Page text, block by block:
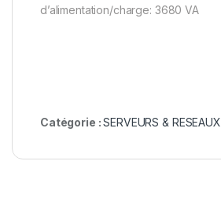
d’alimentation/charge: 3680 VA
Catégorie :SERVEURS & RESEAUX